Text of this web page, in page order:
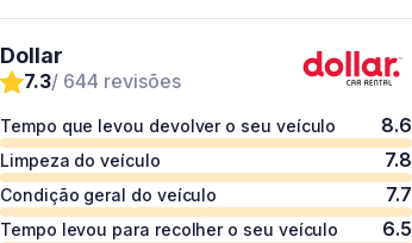
Dollar
7.3/ 644 revisões
Tempo que levou devolver o seu veículo 8.6
Limpeza do veículo 7.8
Condição geral do veículo 7.7
Tempo levou para recolher o seu veículo 6.5